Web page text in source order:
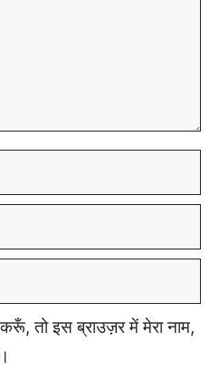
तो इस ब्राउज़र में मेरा नाम,